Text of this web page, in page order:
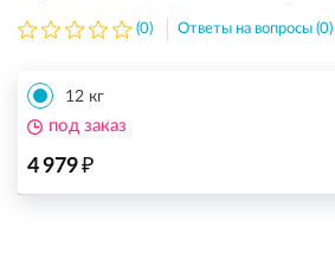
(0) Ответы на вопросы (0)
12 кг
4 979₽
под заказ